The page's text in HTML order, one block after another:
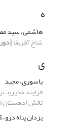
ه
هاشمی، سید
شاخ آفریقا[دوره 48، شماره 3،
ی
یاسوری، مجید
فرایند مدیریت
تالش (دهستان
یزدان پناه